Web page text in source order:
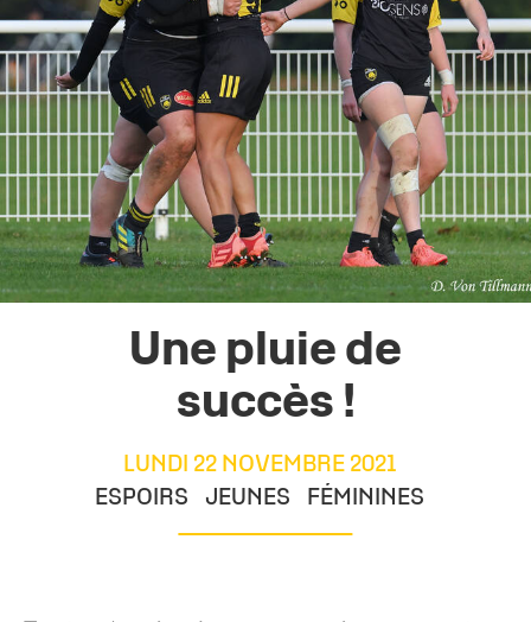
Une pluie de
succès !
LUNDI 22 NOVEMBRE 2021
ESPOIRS
JEUNES FÉMININES